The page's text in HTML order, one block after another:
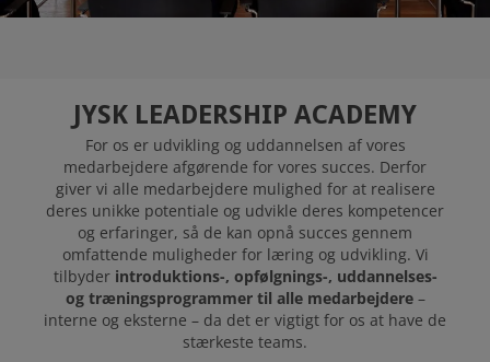
DISTRIBUTION
JYSK SOM
ARBEJDSPLADS
LEDIGE STILLINGER
JYSK LEADERSHIP ACADEMY
For os er udvikling og uddannelsen af vores
medarbejdere afgørende for vores succes. Derfor
giver vi alle medarbejdere mulighed for at realisere
deres unikke potentiale og udvikle deres kompetencer
og erfaringer, så de kan opnå succes gennem
omfattende muligheder for læring og udvikling. Vi
tilbyder introduktions-, opfølgnings-, uddannelses-
og træningsprogrammer til alle medarbejdere–
interne og eksterne – da det er vigtigt for os at have de
stærkeste teams.